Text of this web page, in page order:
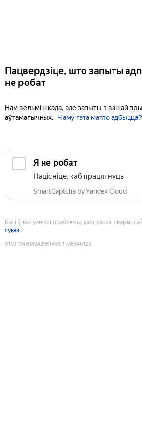
Пацвердзіце, што запыты
не робат
Нам вельмі шкада, але запыты з вашай
аўтаматычных.
Чаму гэта магло адбыцца?
Я не робат
Націсніце, каб працягнуць
SmartCaptcha by Yandex Cloud
Калі ў вас узніклі праблемы, калі ласка,
сувязі
9199194608242981438:1786346123